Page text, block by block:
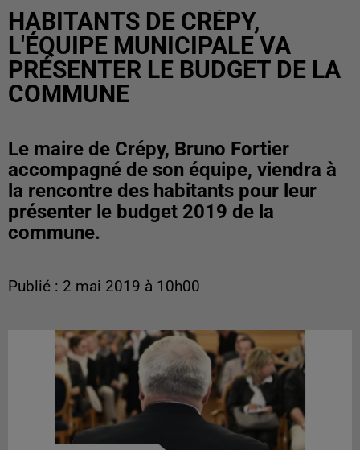
HABITANTS DE CRÉPY,
L'ÉQUIPE MUNICIPALE VA
PRÉSENTER LE BUDGET DE LA
COMMUNE
Le maire de Crépy, Bruno Fortier
accompagné de son équipe, viendra à
la rencontre des habitants pour leur
présenter le budget 2019 de la
commune.
Publié : 2 mai 2019 à 10h00